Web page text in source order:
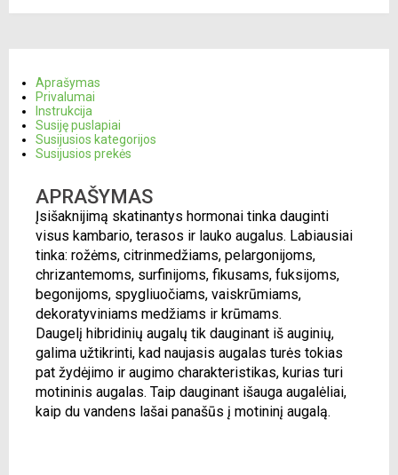
Aprašymas
Privalumai
Instrukcija
Susiję puslapiai
Susijusios kategorijos
Susijusios prekės
APRAŠYMAS
Įsišaknijimą skatinantys hormonai tinka dauginti
visus kambario, terasos ir lauko augalus. Labiausiai
tinka: rožėms, citrinmedžiams, pelargonijoms,
chrizantemoms, surfinijoms, fikusams, fuksijoms,
begonijoms, spygliuočiams, vaiskrūmiams,
dekoratyviniams medžiams ir krūmams.
Daugelį hibridinių augalų tik dauginant iš auginių,
galima užtikrinti, kad naujasis augalas turės tokias
pat žydėjimo ir augimo charakteristikas, kurias turi
motininis augalas. Taip dauginant išauga augalėliai,
kaip du vandens lašai panašūs į motininį augalą.